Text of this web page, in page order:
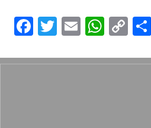
F
c
T
itt
E
ai
W
at
C
p